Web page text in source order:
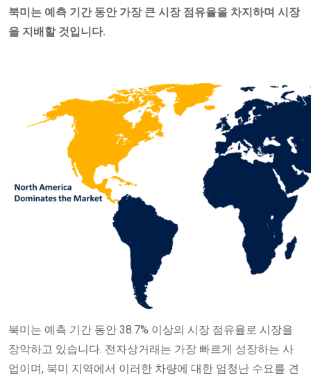
북미는 예측 기간 동안 가장 큰 시장 점유율을 차지하며 시장
을 지배할 것입니다.
북미는 예측 기간 동안 38.7% 이상의 시장 점유율로 시장을
장악하고 있습니다. 전자상거래는 가장 빠르게 성장하는 사
업이며, 북미 지역에서 이러한 차량에 대한 엄청난 수요를 견